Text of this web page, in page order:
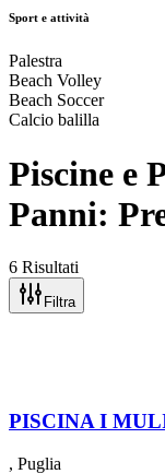
Sport e attività
Palestra
Beach Volley
Beach Soccer
Calcio balilla
Piscine e
Panni:
6 Risultati
Filtra
PISCINA I
, Puglia